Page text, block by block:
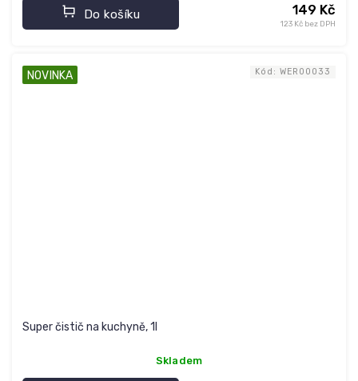
123 Kč bez DPH
149 Kč
Do košíku
NOVINKA
Super čistič na kuchyně, 1l
Skladem
Kód: WER00033